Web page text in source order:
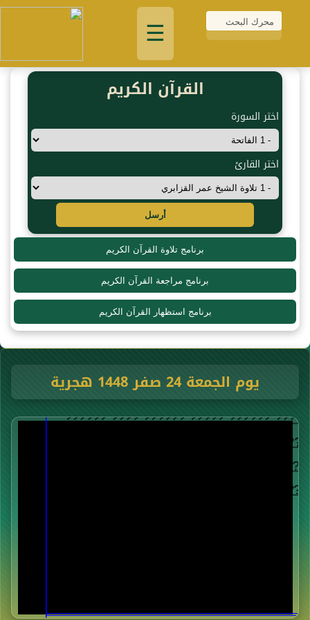
☰
القرآن الكريم
اختر السورة
اختر القارئ
أرسل
برنامج تلاوة القرآن الكريم
برنامج مراجعة القرآن الكريم
برنامج استظهار القرآن الكريم
يوم الجمعة 24 صفر 1448 هجرية